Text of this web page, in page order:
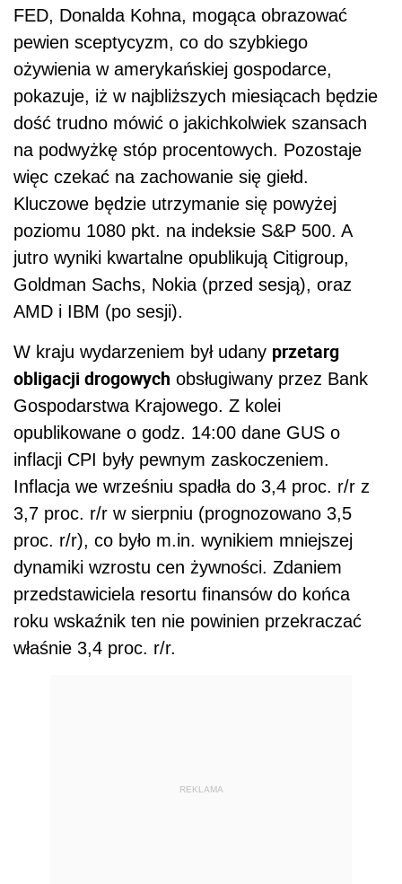
FED, Donalda Kohna, mogąca obrazować
pewien sceptycyzm, co do szybkiego
ożywienia w amerykańskiej gospodarce,
pokazuje, iż w najbliższych miesiącach będzie
dość trudno mówić o jakichkolwiek szansach
na podwyżkę stóp procentowych. Pozostaje
więc czekać na zachowanie się giełd.
Kluczowe będzie utrzymanie się powyżej
poziomu 1080 pkt. na indeksie S&P 500. A
jutro wyniki kwartalne opublikują Citigroup,
Goldman Sachs, Nokia (przed sesją), oraz
AMD i IBM (po sesji).
W kraju wydarzeniem był udany przetarg
obligacji drogowych obsługiwany przez Bank
Gospodarstwa Krajowego. Z kolei
opublikowane o godz. 14:00 dane GUS o
inflacji CPI były pewnym zaskoczeniem.
Inflacja we wrześniu spadła do 3,4 proc. r/r z
3,7 proc. r/r w sierpniu (prognozowano 3,5
proc. r/r), co było m.in. wynikiem mniejszej
dynamiki wzrostu cen żywności. Zdaniem
przedstawiciela resortu finansów do końca
roku wskaźnik ten nie powinien przekraczać
właśnie 3,4 proc. r/r.
REKLAMA